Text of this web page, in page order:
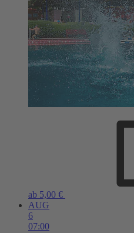
ab 5,00 €
AUG
6
07:00